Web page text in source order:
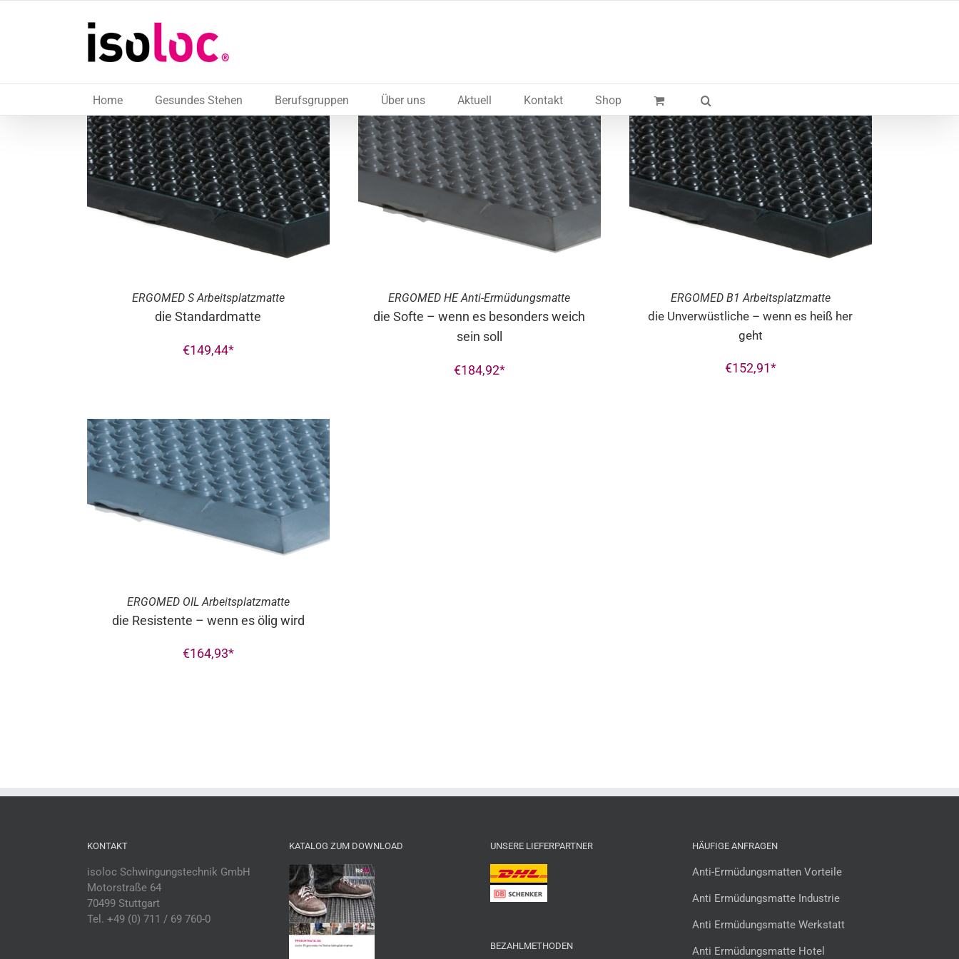
Home Gesundes Stehen Berufsgruppen Über uns Aktuell Kontakt Shop
ERGOMEDS Arbeitsplatzmatte
die Standardmatte
€149,44
ERGOMED HE Anti-Ermüdungsmatte
die Softe – wenn es besonders weich
sein soll
€184,92
ERGOMEDB1 Arbeitsplatzmatte
die Unverwüstliche – wenn es heiß her
geht
€152,91
ERGOMEDOIL Arbeitsplatzmatte
die Resistente – wenn es ölig wird
€164,93
KONTAKT
isoloc Schwingungstechnik GmbH
Motorstraße 64
70499 Stuttgart
Tel. +49 (0) 711 / 69 760-0
KATALOG ZUM DOWNLOAD UNSERE LIEFERPARTNER
BEZAHLMETHODEN
HÄUFIGE ANFRAGEN
Anti-Ermüdungsmatten Vorteile
Anti Ermüdungsmatte Industrie
Anti Ermüdungsmatte Werkstatt
Anti Ermüdungsmatte Hotel